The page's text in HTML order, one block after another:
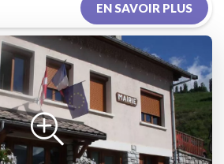
EN SAVOIR PLUS